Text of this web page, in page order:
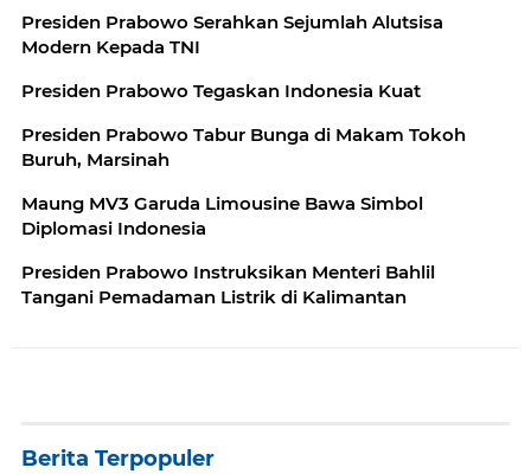
Presiden Prabowo Serahkan Sejumlah Alutsisa
Modern Kepada TNI
Presiden Prabowo Tegaskan Indonesia Kuat
Presiden Prabowo Tabur Bunga di Makam Tokoh
Buruh, Marsinah
Maung MV3 Garuda Limousine Bawa Simbol
Diplomasi Indonesia
Presiden Prabowo Instruksikan Menteri Bahlil
Tangani Pemadaman Listrik di Kalimantan
Berita Terpopuler